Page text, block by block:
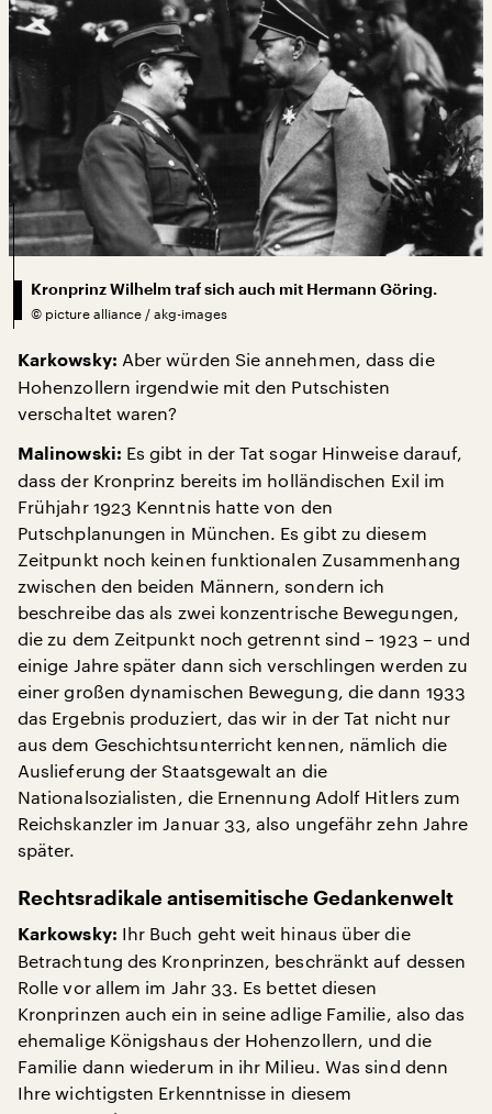
Kronprinz Wilhelm traf sich auch mit Hermann Göring.
© picture alliance / akg-images
Karkowsky: Aber würden Sie annehmen, dass die
Hohenzollern irgendwie mit den Putschisten
verschaltet waren?
Malinowski: Es gibt in der Tat sogar Hinweise darauf,
dass der Kronprinz bereits im holländischen Exil im
Frühjahr 1923 Kenntnis hatte von den
Putschplanungen in München. Es gibt zu diesem
Zeitpunkt noch keinen funktionalen Zusammenhang
zwischen den beiden Männern, sondern ich
beschreibe das als zwei konzentrische Bewegungen,
die zu dem Zeitpunkt noch getrennt sind – 1923 – und
einige Jahre später dann sich verschlingen werden zu
einer großen dynamischen Bewegung, die dann 1933
das Ergebnis produziert, das wir in der Tat nicht nur
aus dem Geschichtsunterricht kennen, nämlich die
Auslieferung der Staatsgewalt an die
Nationalsozialisten, die Ernennung Adolf Hitlers zum
Reichskanzler im Januar 33, also ungefähr zehn Jahre
später.
Rechtsradikale antisemitische Gedankenwelt
Karkowsky: Ihr Buch geht weit hinaus über die
Betrachtung des Kronprinzen, beschränkt auf dessen
Rolle vor allem im Jahr 33. Es bettet diesen
Kronprinzen auch ein in seine adlige Familie, also das
ehemalige Königshaus der Hohenzollern, und die
Familie dann wiederum in ihr Milieu. Was sind denn
Ihre wichtigsten Erkenntnisse in diesem